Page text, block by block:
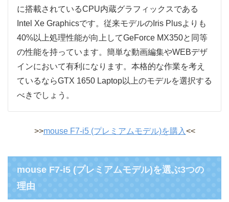
に搭載されているCPU内蔵グラフィックスである
Intel Xe Graphicsです。従来モデルのIris Plusよりも
40%以上処理性能が向上してGeForce MX350と同等
の性能を持っています。簡単な動画編集やWEBデザ
インにおいて有利になります。本格的な作業を考え
ているならGTX 1650 Laptop以上のモデルを選択する
べきでしょう。
>>mouse F7-i5 (プレミアムモデル)を購入<<
mouse F7-i5 (プレミアムモデル)を選ぶ3つの
理由